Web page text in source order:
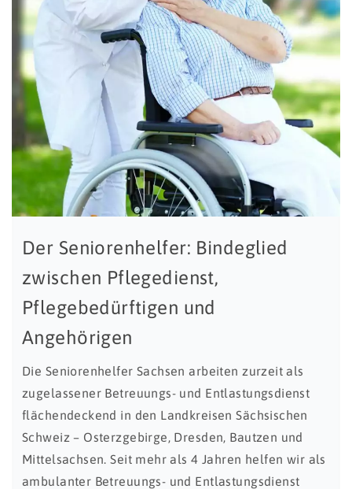
Der Seniorenhelfer: Bindeglied
zwischen Pflegedienst,
Pflegebedürftigen und
Angehörigen
Die Seniorenhelfer Sachsen arbeiten zurzeit als
zugelassener Betreuungs- und Entlastungsdienst
flächendeckend in den Landkreisen Sächsischen
Schweiz – Osterzgebirge, Dresden, Bautzen und
Mittelsachsen. Seit mehr als 4 Jahren helfen wir als
ambulanter Betreuungs- und Entlastungsdienst